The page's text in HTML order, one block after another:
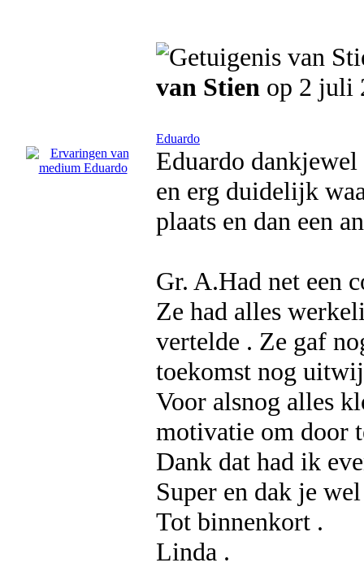
van Stien op 2 juli
Eduardo
Eduardo
en erg duidelijk
plaats en dan een
Gr. A.Had net een
Ze had alles
vertelde . Ze gaf
toekomst nog
Voor alsnog alles
motivatie om door
Dank dat had ik
Super en dak je
Tot binnenkort .
Linda .